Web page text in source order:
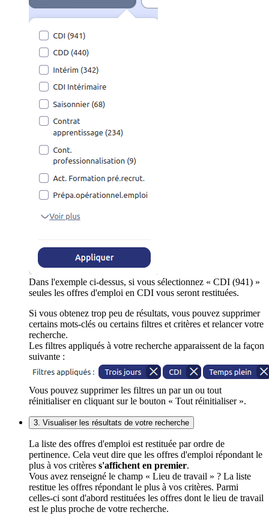
Dans l'exemple ci-dessus, si vous sélectionnez « CDI (941) »
seules les offres d'emploi en CDI vous seront restituées.
Si vous obtenez trop peu de résultats, vous pouvez supprimer
certains mots-clés ou certains filtres et critères et relancer votre
recherche.
Les filtres appliqués à votre recherche apparaissent de la façon
suivante :
Vous pouvez supprimer les filtres un par un ou tout
réinitialiser en cliquant sur le bouton « Tout réinitialiser ».
3. Visualiser les résultats de votre recherche
La liste des offres d'emploi est restituée par ordre de
pertinence. Cela veut dire que les offres d'emploi répondant le
plus à vos critères s'affichent en premier.
Vous avez renseigné le champ « Lieu de travail » ? La liste
restitue les offres répondant le plus à vos critères. Parmi
celles-ci sont d'abord restituées les offres dont le lieu de travail
est le plus proche de votre recherche.